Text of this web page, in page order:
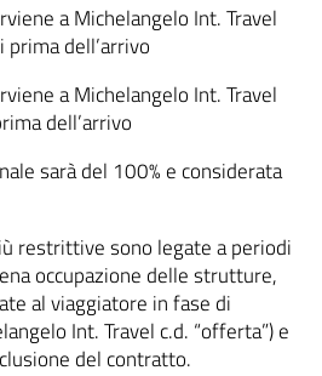
a Michelangelo Int. Travel
dell’arrivo
a Michelangelo Int. Travel
dell’arrivo
sarà del 100% e considerata
restrittive sono legate a periodi
occupazione delle strutture,
al viaggiatore in fase di
Int. Travel c.d. “offerta”) e
del contratto.